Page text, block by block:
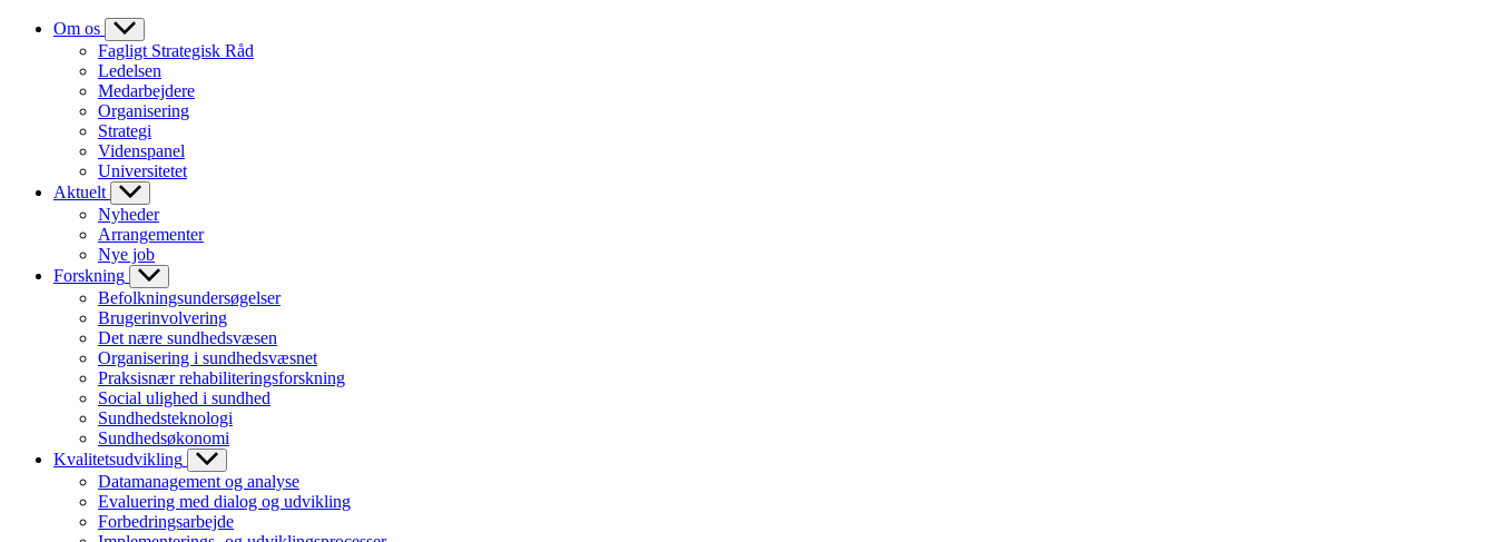
Om os
Fagligt Strategisk Råd
Ledelsen
Medarbejdere
Organisering
Strategi
Videnspanel
Universitetet
Aktuelt
Nyheder
Arrangementer
Nye job
Forskning
Befolkningsundersøgelser
Brugerinvolvering
Det nære sundhedsvæsen
Organisering i sundhedsvæsnet
Praksisnær rehabiliteringsforskning
Social ulighed i sundhed
Sundhedsteknologi
Sundhedsøkonomi
Kvalitetsudvikling
Datamanagement og analyse
Evaluering med dialog og udvikling
Forbedringsarbejde